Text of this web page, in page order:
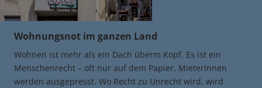
Wohnungsnot im ganzen Land
Wohnen ist mehr als ein Dach überm Kopf. Es ist ein
Menschenrecht – oft nur auf dem Papier. MieterInnen
werden ausgepresst. Wo Recht zu Unrecht wird, wird